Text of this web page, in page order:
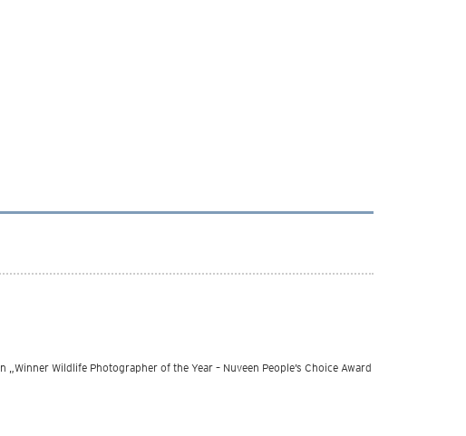
Wildlife Photographer of the Year – Nuveen People’s Choice Award